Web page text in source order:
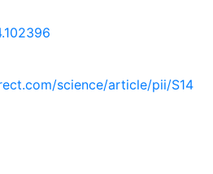
science/article/pii/S14